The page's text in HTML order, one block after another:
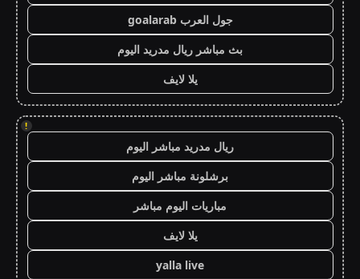
جول العرب goalarab
بث مباشر ريال مدريد اليوم
يلا لايف
!
ريال مدريد مباشر اليوم
برشلونة مباشر اليوم
مباريات اليوم مباشر
يلا لايف
yalla live